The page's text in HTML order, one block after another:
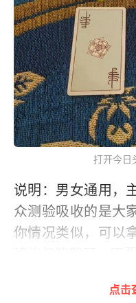
打开今日
说明：男女通用，
众测验吸收的是大
你情况类似，可以
点击